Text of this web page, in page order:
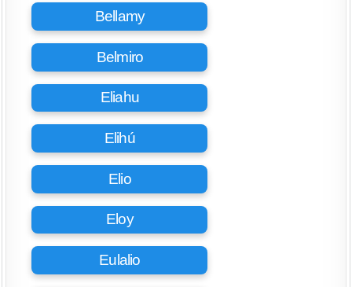
Bellamy
Belmiro
Eliahu
Elihú
Elio
Eloy
Eulalio